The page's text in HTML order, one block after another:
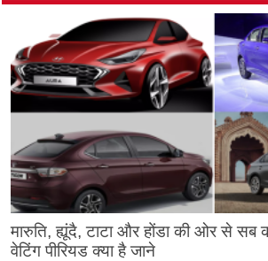
मारुति, ह्यूंदै, टाटा और होंडा की ओर से सब
वेटिंग पीरियड क्या है जाने